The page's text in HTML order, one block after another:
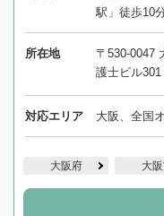
駅」徒歩10
所在地
〒530-0047
護士ビル301
対応エリア 大阪、全国
大阪府 大